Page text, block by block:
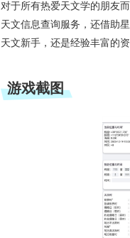
对于所有热爱天文学的朋友
天文信息查询服务，还借助
天文新手，还是经验丰富的
游戏截图